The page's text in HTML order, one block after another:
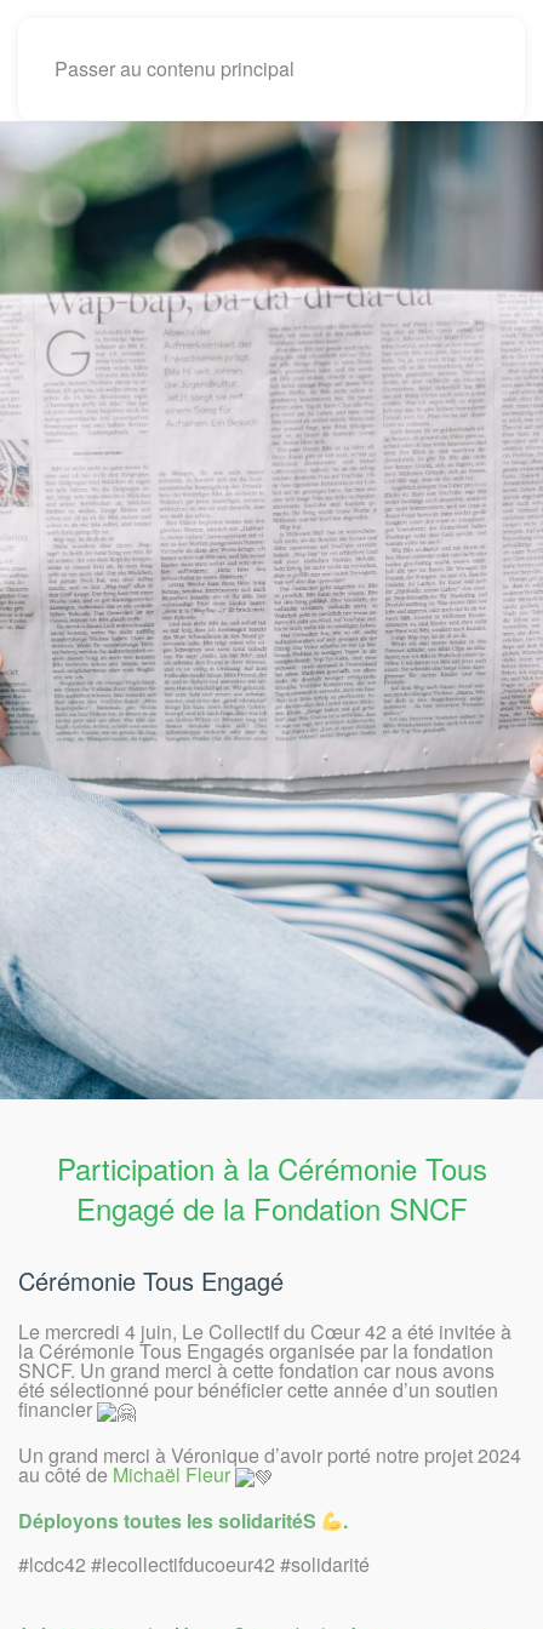
Passer au contenu principal
Participation à la Cérémonie Tous
Engagé de la Fondation SNCF
Cérémonie Tous Engagé
Le mercredi 4 juin, Le Collectif du Cœur 42 a été invitée à
la Cérémonie Tous Engagés organisée par la fondation
SNCF. Un grand merci à cette fondation car nous avons
été sélectionné pour bénéficier cette année d’un soutien
financier
Un grand merci à Véronique d’avoir porté notre projet 2024
au côté de Michaël Fleur
Déployons toutes les solidaritéS
.
#lcdc42 #lecollectifducoeur42 #solidarité